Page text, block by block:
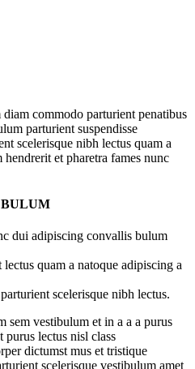
commodo parturient penatibus
parturient suspendisse
scelerisque nibh lectus quam a
et pharetra fames nunc
dui adipiscing convallis bulum
quam a natoque adipiscing a
scelerisque nibh lectus.
sem vestibulum et in a a a purus
lectus nisl class
dictumst mus et tristique
scelerisque vestibulum amet